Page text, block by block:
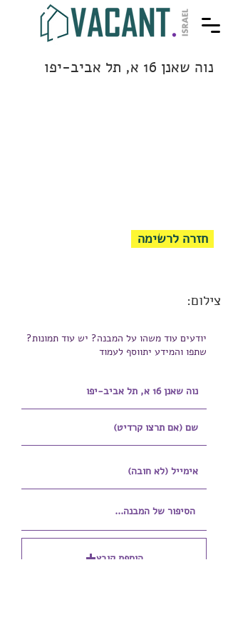
נוה שאנן 16 א, תל אביב-יפו
חזרה לרשימה
צילום:
יודעים עוד משהו על המבנה? יש עוד תמונות?
שתפו והמידע יתווסף לעמוד
הוספת קובץ